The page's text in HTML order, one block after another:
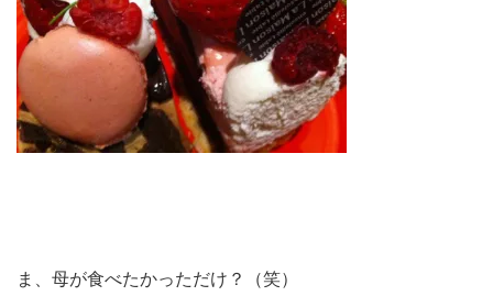
ま、母が食べたかっただけ？（笑）